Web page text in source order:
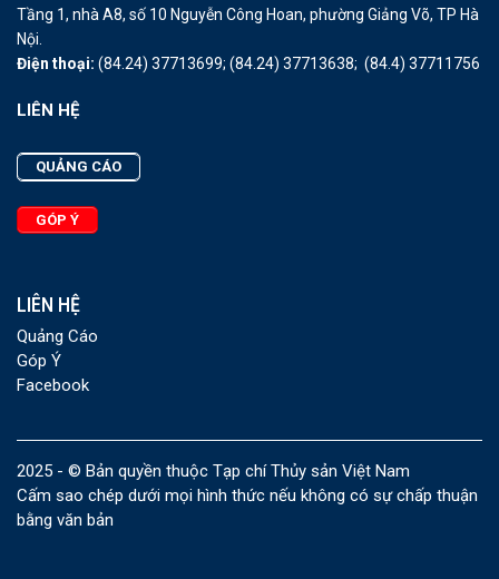
Tầng 1, nhà A8, số 10 Nguyễn Công Hoan, phường Giảng Võ, TP Hà
Nội.
Điện thoại: (84.24) 37713699; (84.24) 37713638; (84.4) 37711756
LIÊN HỆ
QUẢNG CÁO
GÓP Ý
LIÊN HỆ
Quảng Cáo
Góp Ý
Facebook
2025 - © Bản quyền thuộc Tạp chí Thủy sản Việt Nam
Cấm sao chép dưới mọi hình thức nếu không có sự chấp thuận
bằng văn bản